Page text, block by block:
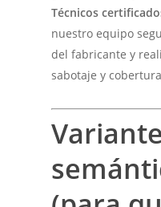
Técnicos
nuestro equipo
del fabricante y
sabotaje y